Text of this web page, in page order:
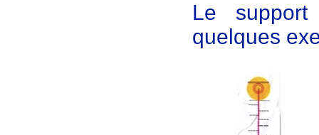
Le
quelques